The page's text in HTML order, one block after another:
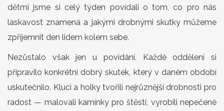
dětmi jsme si celý týden povídali o tom, co pro nás
laskavost znamená a jakými drobnými skutky můžeme
zpříjemnit den lidem kolem sebe.
Nezůstalo však jen u povídání. Každé oddělení si
připravilo konkrétní dobrý skutek, který v daném období
uskutečnilo. Kluci a holky tvořili nejrůznější drobnosti pro
radost — malovali kamínky pro štěstí, vyrobili nepečené